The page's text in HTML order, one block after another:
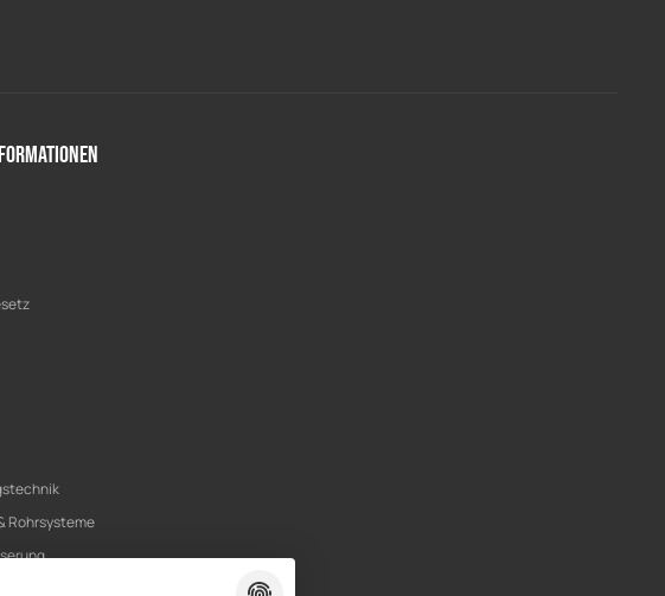
Rohrsysteme